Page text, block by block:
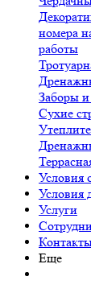
номера
работы
Заборы
Сухие
Условия
Условия
Услуги
Еще